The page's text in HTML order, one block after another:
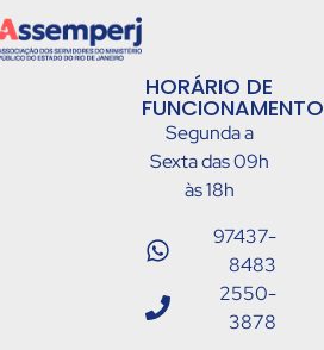
HORÁRIO DE
Segunda a
Sexta das 09h
às 18h
97437-
8483
2550-
3878